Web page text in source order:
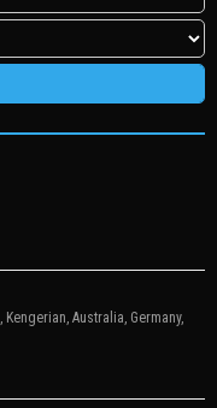
, Kengerian, Australia, Germany,